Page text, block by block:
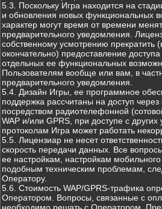
5.3. Поскольку Игра находится на
и обновления новых функциональных
характер могут время от времени
предварительного уведомления.
собственному усмотрению прекратить
окончательно) предоставление
отдельных ее функциональных
Пользователям вообще или вам, в
предварительного уведомления.
5.4. Дизайн Игры, ее программное
поддержка рассчитаны на доступ
посредством радиотелефонной
WAP и/или GPRS, при доступе с других
протоколам Игра может работать
5.5. Лицензиар не несет
скорость передачи данных. Все
ее настройкам, настройкам
подобным техническим проблемам,
Оператору.
5.6. Стоимость WAP/GPRS-трафика
Оператором. Вопросы, связанные с